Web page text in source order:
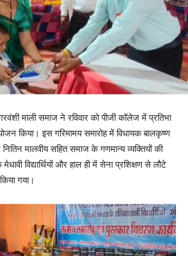
माली समाज ने रविवार को पीजी कॉलेज में प्रतिभा
किया। इस गरिमामय समारोह में विधायक बालकृष्ण
मालवीय सहित समाज के गणमान्य व्यक्तियों की
विद्यार्थियों और हाल ही में सेना प्रशिक्षण से लौटे
गया।